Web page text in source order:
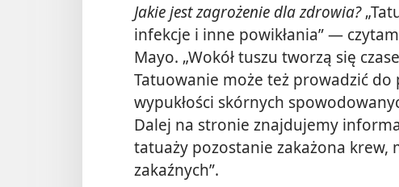
Jakie jest zagrożenie dla zdrowia?
infekcje i inne powikłania” —
Mayo. „Wokół tuszu tworzą się
Tatuowanie może też prowadzić
wypukłości skórnych
Dalej na stronie znajdujemy
tatuaży pozostanie zakażona krew,
zakaźnych”.